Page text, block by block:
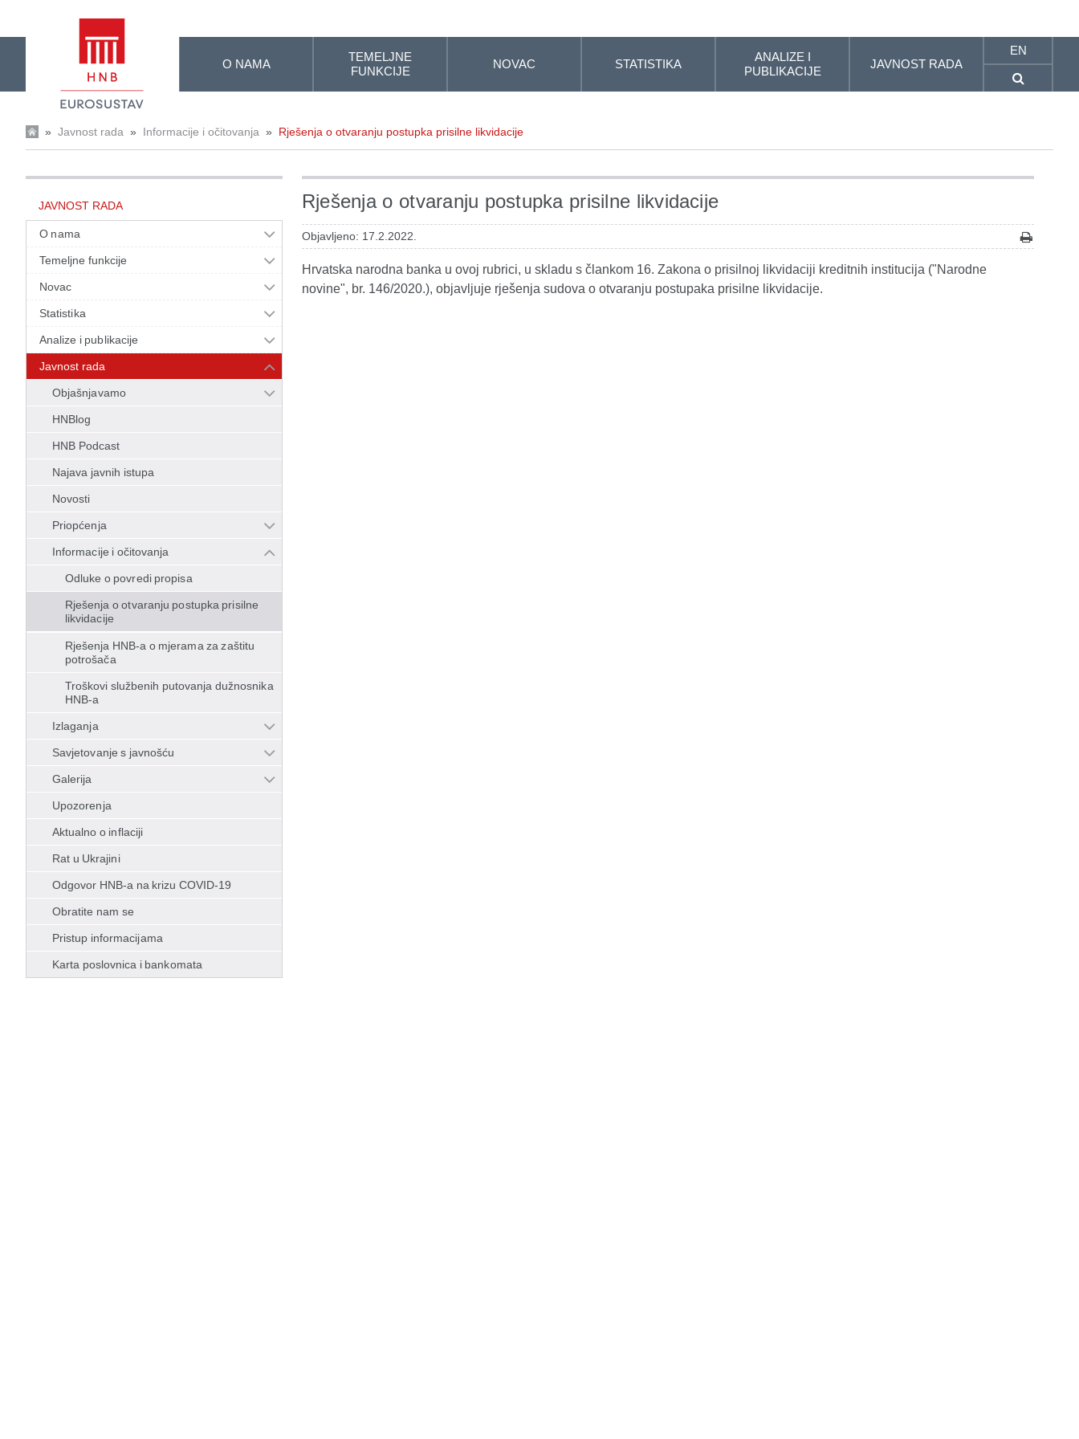
O NAMA
TEMELJNE
FUNKCIJE
NOVAC STATISTIKA
ANALIZE I
PUBLIKACIJE
JAVNOST RADA
EN
» Javnost rada » Informacije i očitovanja » Rješenja o otvaranju postupka prisilne likvidacije
JAVNOST RADA
O nama
Temeljne funkcije
Novac
Statistika
Analize i publikacije
Javnost rada
Objašnjavamo
HNBlog
HNB Podcast
Najava javnih istupa
Novosti
Priopćenja
Informacije i očitovanja
Odluke o povredi propisa
Rješenja o otvaranju postupka prisilne
likvidacije
Rješenja HNB-a o mjerama za zaštitu
potrošača
Troškovi službenih putovanja dužnosnika
HNB-a
Izlaganja
Savjetovanje s javnošću
Galerija
Upozorenja
Aktualno o inflaciji
Rat u Ukrajini
Odgovor HNB-a na krizu COVID-19
Obratite nam se
Pristup informacijama
Karta poslovnica i bankomata
Rješenja o otvaranju postupka prisilne likvidacije
Objavljeno: 17.2.2022.
Hrvatska narodna banka u ovoj rubrici, u skladu s člankom 16. Zakona o prisilnoj likvidaciji kreditnih institucija ("Narodne
novine", br. 146/2020.), objavljuje rješenja sudova o otvaranju postupaka prisilne likvidacije.